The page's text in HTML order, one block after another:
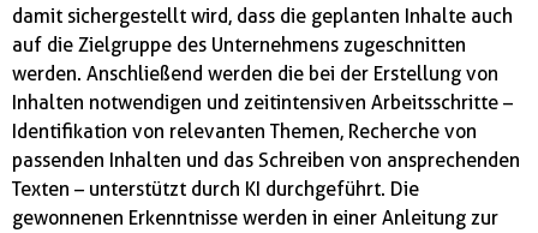
damit sichergestellt wird, dass die geplanten Inhalte auch
auf die Zielgruppe des Unternehmens zugeschnitten
werden. Anschließend werden die bei der Erstellung von
Inhalten notwendigen und zeitintensiven Arbeitsschritte –
Identifikation von relevanten Themen, Recherche von
passenden Inhalten und das Schreiben von ansprechenden
Texten – unterstützt durch KI durchgeführt. Die
gewonnenen Erkenntnisse werden in einer Anleitung zur